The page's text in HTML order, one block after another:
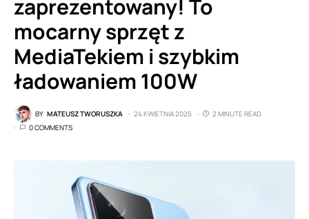
zaprezentowany! To
mocarny sprzęt z
MediaTekiem i szybkim
ładowaniem 100W
BY MATEUSZ TWORUSZKA 24 KWIETNIA 2025
2 MINUTE READ
0 COMMENTS